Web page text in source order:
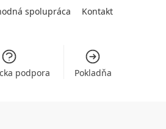
spolupráca Kontakt
podpora Pokladňa